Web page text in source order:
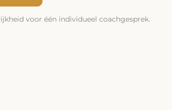
voor één individueel coachgesprek.